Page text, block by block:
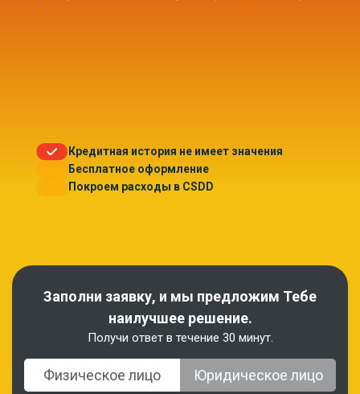
Заполни заявку, и мы предложим Тебе
наилучшее решение.
Получи ответ в течение 30 минут.
Физическое лицо Юридическое лицо
Кредитная история не имеет значения
Бесплатное оформление
Покроем расходы в CSDD